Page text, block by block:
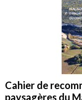
Cahier de
paysagères du